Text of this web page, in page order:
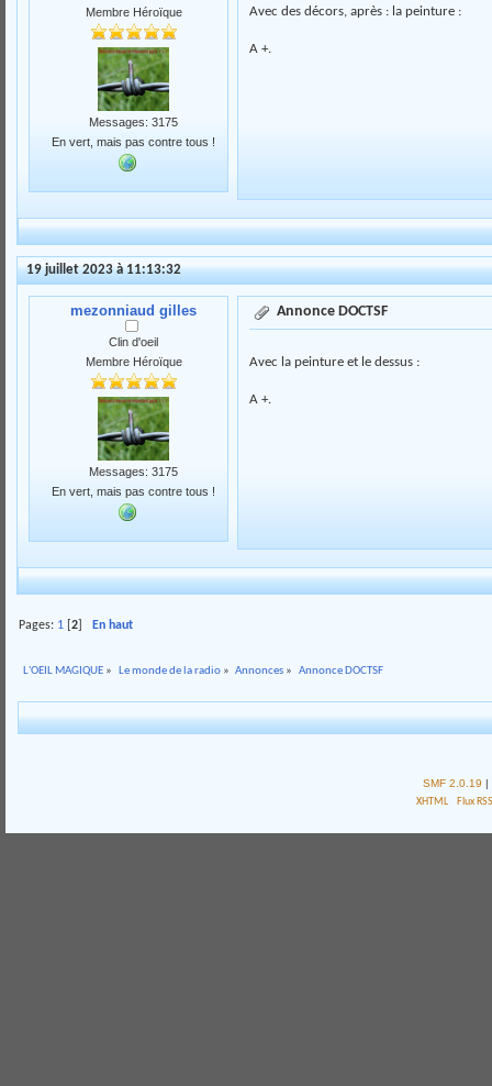
Membre Héroïque
Messages: 3175
En vert, mais pas contre tous !
Avec des décors, après : la peinture :
A +.
19 juillet 2023 à 11:13:32
mezonniaud gilles
Clin d'oeil
Membre Héroïque
Messages: 3175
En vert, mais pas contre tous !
Annonce DOCTSF
Avec la peinture et le dessus :
A +.
Pages: 1 [2 En haut
L'OEIL MAGIQUE » Le monde de la radio» Annonces » Annonce DOCTSF
SMF 2.0.19 |
XHTML
Flux RSS